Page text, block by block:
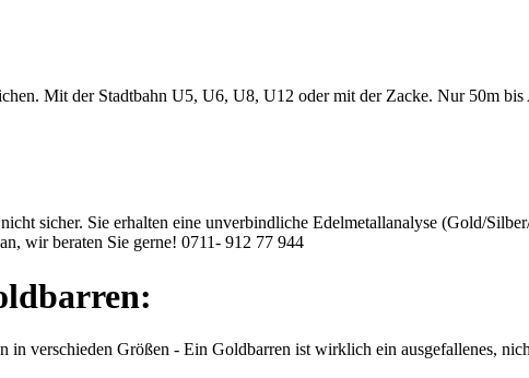
Mit der Stadtbahn U5, U6, U8, U12 oder mit der Zacke. Nur 50m
sicher. Sie erhalten eine unverbindliche Edelmetallanalyse (Gold/
wir beraten Sie gerne! 0711- 912 77 944
verschieden Größen - Ein Goldbarren ist wirklich ein ausgefallenes,